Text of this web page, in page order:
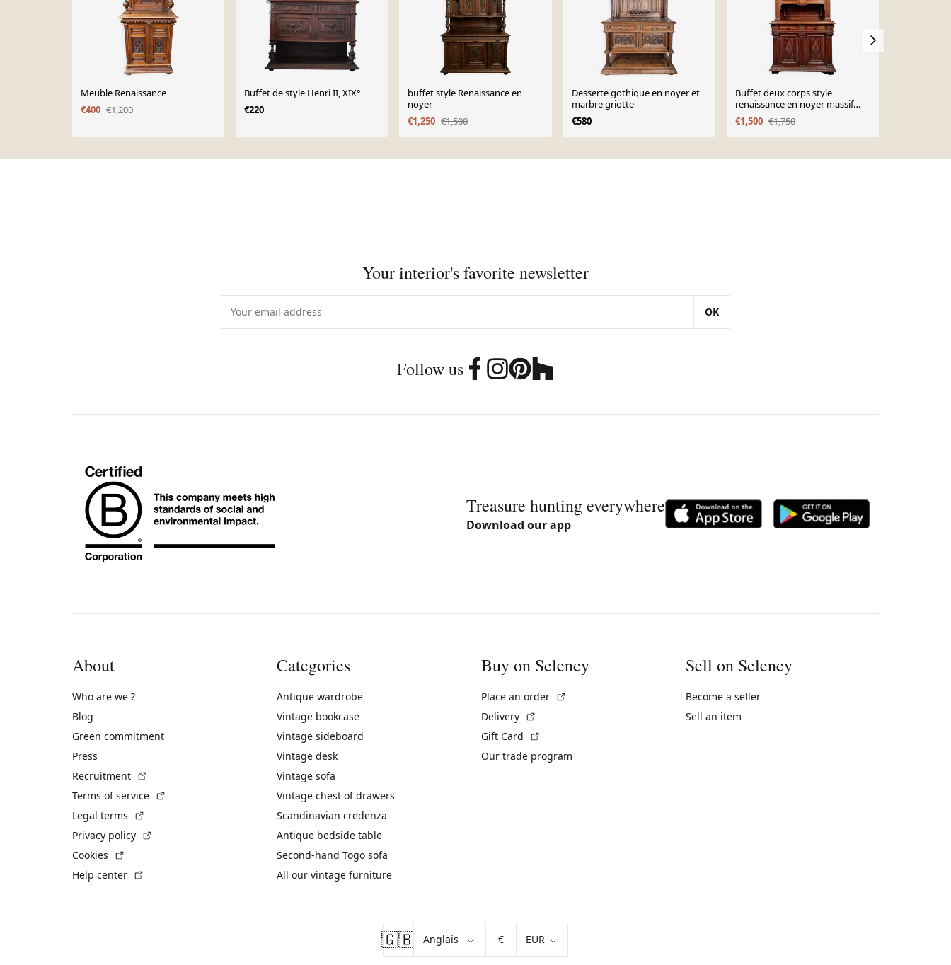
Meuble Renaissance
€400 €1,200
Buffet de style Henri II, XIX°
€220
buffet style Renaissance en
noyer
€1,250 €1,500
Desserte gothique en noyer et
marbre griotte
€580
Buffet deux corps style
renaissance en noyer massif
vers 1850
€1,500 €1,750
Your interior's favorite newsletter
OK
Follow us
Treasure hunting everywhere
Download our app
About
Who are we ?
Blog
Green commitment
Press
Recruitment
Terms of service
Legal terms
Privacy policy
Cookies
Help center
Categories
Antique wardrobe
Vintage bookcase
Vintage sideboard
Vintage desk
Vintage sofa
Vintage chest of drawers
Scandinavian credenza
Antique bedside table
Second-hand Togo sofa
All our vintage furniture
Buy on Selency
Place an order
Delivery
Gift Card
Our trade program
Sell on Selency
Become a seller
Sell an item
🇬🇧 €